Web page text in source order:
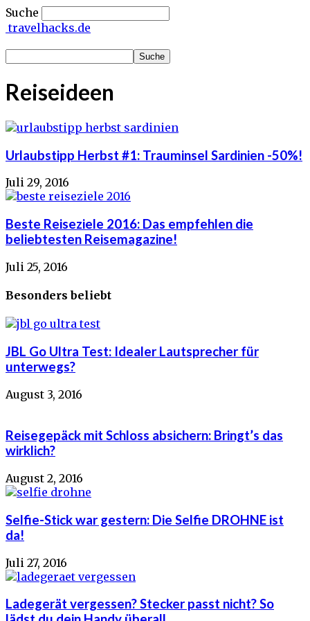
Suche
travelhacks.de
Reiseideen
Urlaubstipp Herbst #1: Trauminsel Sardinien -50%!
Juli 29, 2016
Beste Reiseziele 2016: Das empfehlen die
beliebtesten Reisemagazine!
Juli 25, 2016
Besonders beliebt
JBL Go Ultra Test: Idealer Lautsprecher für
unterwegs?
August 3, 2016
Reisegepäck mit Schloss absichern: Bringt’s das
wirklich?
August 2, 2016
Selfie-Stick war gestern: Die Selfie DROHNE ist
da!
Juli 27, 2016
Ladegerät vergessen? Stecker passt nicht? So